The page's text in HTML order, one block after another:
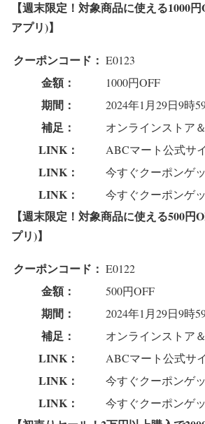
【週末限定！対象商品に使える1000
アプリ)】
クーポンコード： E0123
金額： 1000円OFF
期間： 2024年1月29日9時
補足： オンラインストア
LINK： ABCマート公式サ
LINK： 今すぐクーポンゲ
LINK： 今すぐクーポンゲ
【週末限定！対象商品に使える500円
プリ)】
クーポンコード： E0122
金額： 500円OFF
期間： 2024年1月29日9時
補足： オンラインストア
LINK： ABCマート公式サ
LINK： 今すぐクーポンゲ
LINK： 今すぐクーポンゲ